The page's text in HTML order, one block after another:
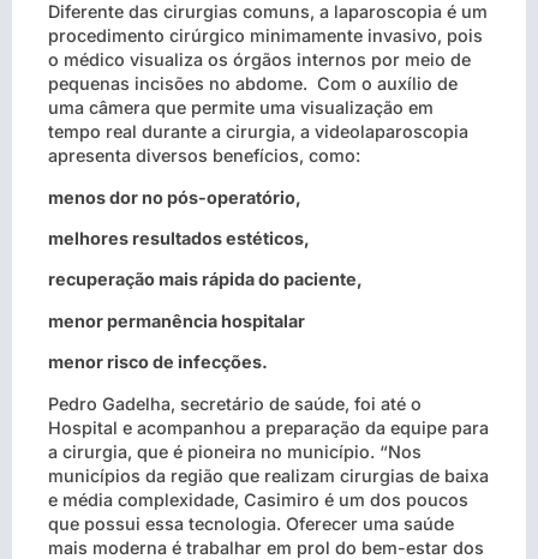
Diferente das cirurgias comuns, a laparoscopia é um
procedimento cirúrgico minimamente invasivo, pois
o médico visualiza os órgãos internos por meio de
pequenas incisões no abdome. Com o auxílio de
uma câmera que permite uma visualização em
tempo real durante a cirurgia, a videolaparoscopia
apresenta diversos benefícios, como:
menos dor no pós-operatório,
melhores resultados estéticos,
recuperação mais rápida do paciente,
menor permanência hospitalar
menor risco de infecções.
Pedro Gadelha, secretário de saúde, foi até o
Hospital e acompanhou a preparação da equipe para
a cirurgia, que é pioneira no município. “Nos
municípios da região que realizam cirurgias de baixa
e média complexidade, Casimiro é um dos poucos
que possui essa tecnologia. Oferecer uma saúde
mais moderna é trabalhar em prol do bem-estar dos